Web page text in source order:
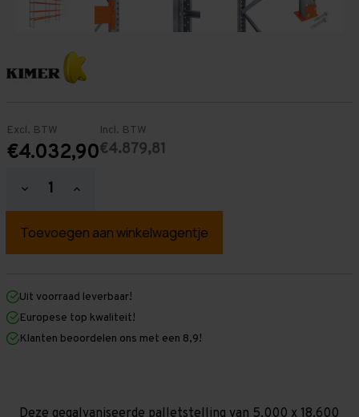
Excl. BTW
€4.032,90
Incl. BTW
€4.879,81
Hoeveelheid
verlagen
Palletstelling
mm
mm
x
1.100
mm
-
Hoeveelheid
verhogen
Palletstelling
mm
mm
1.100
mm
-
Uit voorraad leverbaar!
Europese top kwaliteit!
Klanten beoordelen ons met een 8,9!
Deze gegalvaniseerde palletstelling van 5.000 x 18.600